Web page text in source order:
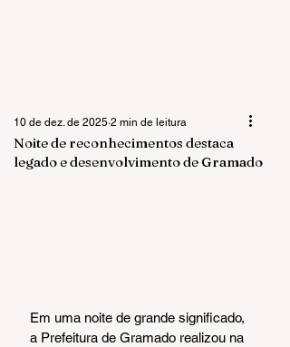
Noite de reconhecimentos destaca
legado e desenvolvimento de Gramado
10 de dez. de 2025 2 min de leitura
Em uma noite de grande significado,
a Prefeitura de Gramado realizou na